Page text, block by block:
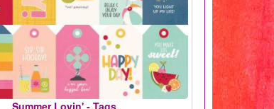
Summer Lovin' - Tags